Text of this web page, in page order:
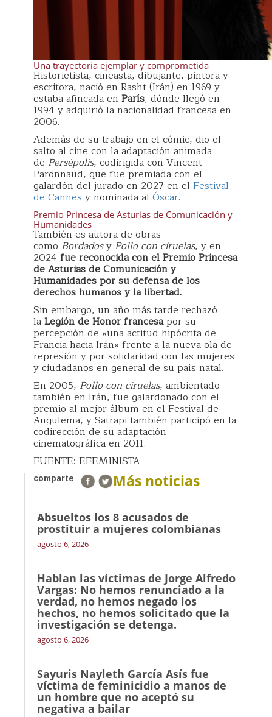
Una trayectoria ejemplar y comprometida
Historietista, cineasta, dibujante, pintora y
escritora, nació en Rasht (Irán) en 1969 y
estaba afincada en París, dónde llegó en
1994 y adquirió la nacionalidad francesa en
2006.
Además de su trabajo en el cómic, dio el
salto al cine con la adaptación animada
de Persépolis, codirigida con Vincent
Paronnaud, que fue premiada con el
galardón del jurado en 2027 en el Festival
de Cannes y nominada al Óscar.
Premio Princesa de Asturias de Comunicación y
Humanidades
También es autora de obras
como Bordadosy Pollo con ciruelas, y en
2024 fue reconocida con el Premio Princesa
de Asturias de Comunicación y
Humanidades por su defensa de los
derechos humanos y la libertad.
Sin embargo, un año más tarde rechazó
laLegión de Honor francesapor su
percepción de «una actitud hipócrita de
Francia hacia Irán» frente a la nueva ola de
represión y por solidaridad con las mujeres
y ciudadanos en general de su país natal.
En 2005, Pollo con ciruelas, ambientado
también en Irán, fue galardonado con el
premio al mejor álbum en el Festival de
Angulema, y Satrapi también participó en la
codirección de su adaptación
cinematográfica en 2011.
FUENTE: EFEMINISTA
comparte Más noticias
Absueltos los 8 acusados de
prostituir a mujeres colombianas
agosto 6, 2026
Hablan las víctimas de Jorge Alfredo
Vargas: No hemos renunciado a la
verdad, no hemos negado los
hechos, no hemos solicitado que la
investigación se detenga.
agosto 6, 2026
Sayuris Nayleth García Asís fue
víctima de feminicidio a manos de
un hombre que no aceptó su
negativa a bailar